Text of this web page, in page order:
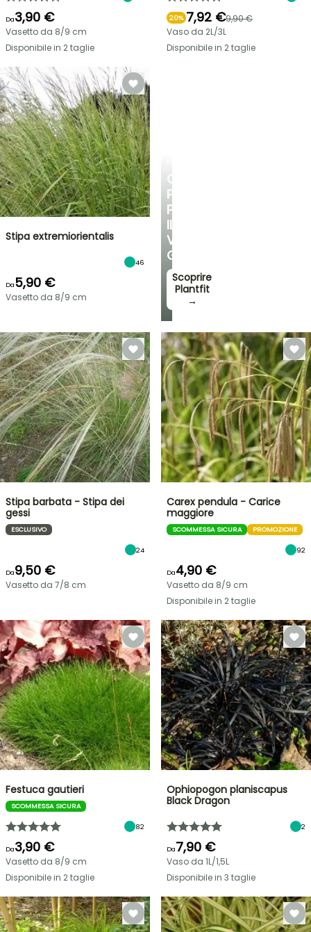
CONSIGLI
PERSONALIZZATI
PER
IL
VOSTRO
GIARDINO
Scoprire
Plantfit
→
Da3,90 €
Vasetto da 8/9 cm
Disponibile in 2 taglie
20% 7,92 €9,90 €
Vaso da 2L/3L
Disponibile in 2 taglie
Stipa extremiorientalis
46
Da5,90 €
Vasetto da 8/9 cm
Stipa barbata - Stipa dei
gessi
ESCLUSIVO
24
Da9,50 €
Vasetto da 7/8 cm
Carex pendula - Carice
maggiore
SCOMMESSA SICURA PROMOZIONE
92
Da4,90 €
Vasetto da 8/9 cm
Disponibile in 2 taglie
Festuca gautieri
SCOMMESSA SICURA
82
Da3,90 €
Vasetto da 8/9 cm
Disponibile in 2 taglie
Ophiopogon planiscapus
Black Dragon
2
Da7,90 €
Vaso da 1L/1,5L
Disponibile in 3 taglie